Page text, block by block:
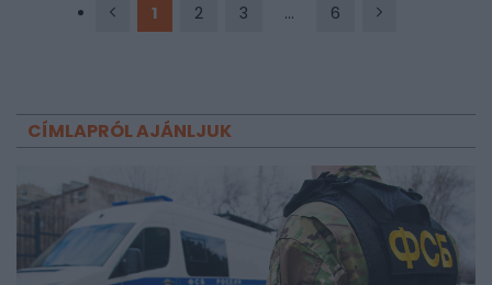
1 2 3 ... 6
CÍMLAPRÓL AJÁNLJUK